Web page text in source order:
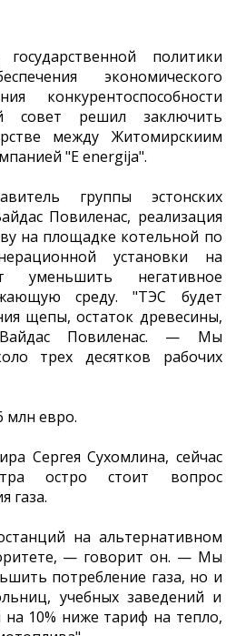
политики
экономического
конкурентоспособности
совет решил заключить
между Житомирскиим
"E energija".
группы эстонских
Повиленас, реализация
на площадке котельной по
установки на
уменьшить негативное
среду. "ТЭС будет
щепы, остаток древесины,
Повиленас. — Мы
трех десятков рабочих
млн евро.
Сергея Сухомлина, сейчас
остро стоит вопрос
газа.
на альтернативном
— говорит он. — Мы
потребление газа, но и
учебных заведений и
10% ниже тариф на тепло,